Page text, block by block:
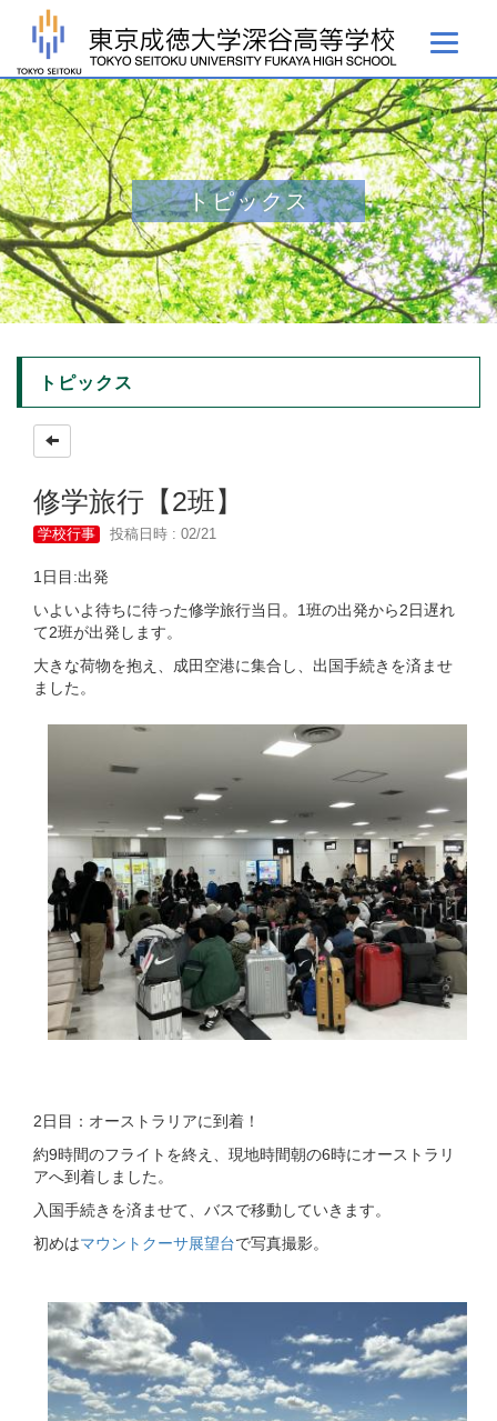
トピックス
トピックス
修学旅行【2班】
学校行事 投稿日時 : 02/21
1日目:出発
いよいよ待ちに待った修学旅行当日。1班の出発から2日遅れ
て2班が出発します。
大きな荷物を抱え、成田空港に集合し、出国手続きを済ませ
ました。
2日目：オーストラリアに到着！
約9時間のフライトを終え、現地時間朝の6時にオーストラリ
アへ到着しました。
入国手続きを済ませて、バスで移動していきます。
初めはマウントクーサ展望台で写真撮影。